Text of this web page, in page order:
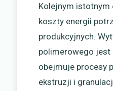
Kolejnym istotnym
koszty energii
produkcyjnych.
polimerowego jest
obejmuje procesy
ekstruzji i